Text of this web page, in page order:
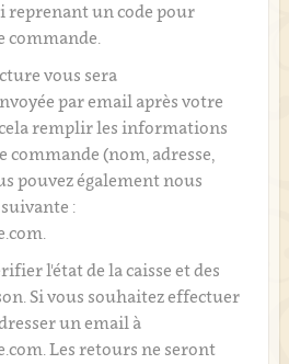
reprenant un code pour
commande.
vous sera
par email après votre
remplir les informations
commande (nom, adresse,
pouvez également nous
:
l'état de la caisse et des
Si vous souhaitez effectuer
un email à
Les retours ne seront